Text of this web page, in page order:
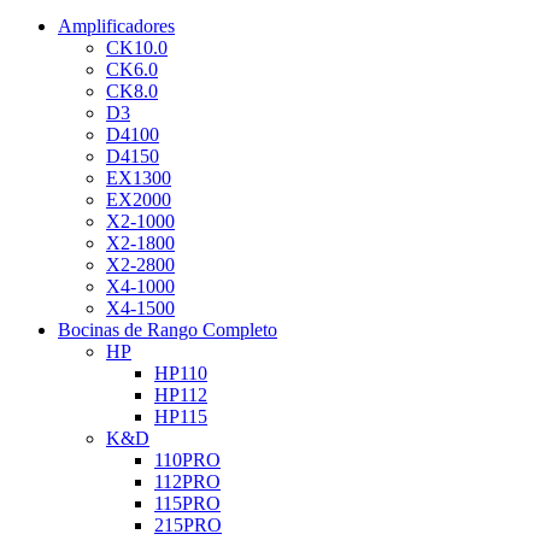
Amplificadores
CK10.0
CK6.0
CK8.0
D3
D4100
D4150
EX1300
EX2000
X2-1000
X2-1800
X2-2800
X4-1000
X4-1500
Bocinas de Rango Completo
HP
HP110
HP112
HP115
K&D
110PRO
112PRO
115PRO
215PRO